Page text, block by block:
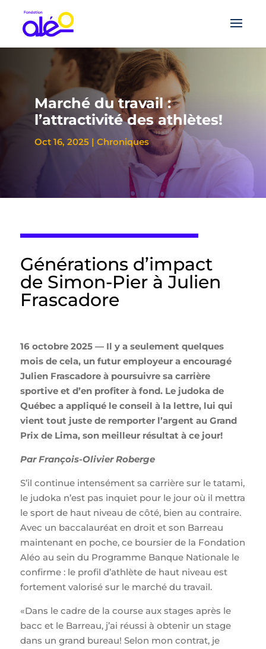
Marché du travail :
l’attractivité des athlètes!
Oct 16, 2025 |Chroniques
Générations d’impact
de Simon-Pier à Julien
Frascadore
16 octobre 2025 — Il y a seulement quelques
mois de cela, un futur employeur a encouragé
Julien Frascadore à poursuivre sa carrière
sportive et d’en profiter à fond. Le judoka de
Québec a appliqué le conseil à la lettre, lui qui
vient tout juste de remporter l’argent au Grand
Prix de Lima, son meilleur résultat à ce jour!
Par François-Olivier Roberge
S’il continue intensément sa carrière sur le tatami,
le judoka n’est pas inquiet pour le jour où il mettra
le sport de haut niveau de côté, bien au contraire.
Avec un baccalauréat en droit et son Barreau
maintenant en poche, ce boursier de la Fondation
Aléo au sein du Programme Banque Nationale le
confirme : le profil d’athlète de haut niveau est
fortement valorisé sur le marché du travail.
«Dans le cadre de la course aux stages après le
bacc et le Barreau, j’ai réussi à obtenir un stage
dans un grand bureau! Selon mon contrat, je